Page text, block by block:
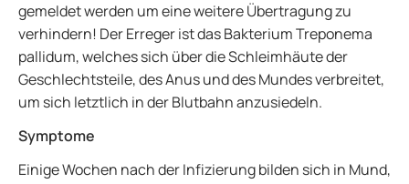
gemeldet werden um eine weitere Übertragung zu
verhindern! Der Erreger ist das Bakterium Treponema
pallidum, welches sich über die Schleimhäute der
Geschlechtsteile, des Anus und des Mundes verbreitet,
um sich letztlich in der Blutbahn anzusiedeln.
Symptome
Einige Wochen nach der Infizierung bilden sich in Mund,